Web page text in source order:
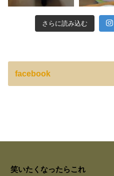
さらに読み込む
facebook
笑いたくなったらこれ